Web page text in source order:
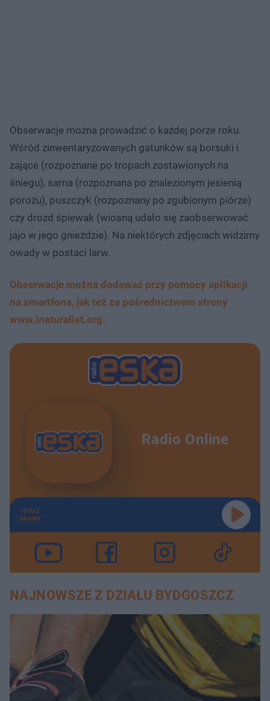
Obserwacje można prowadzić o każdej porze roku.
Wśród zinwentaryzowanych gatunków są borsuki i
zające (rozpoznane po tropach zostawionych na
śniegu), sarna (rozpoznana po znalezionym jesienią
porożu), puszczyk (rozpoznany po zgubionym piórze)
czy drozd śpiewak (wiosną udało się zaobserwować
jajo w jego gnieździe). Na niektórych zdjęciach widzimy
owady w postaci larw.
Obserwacje można dodawać przy pomocy aplikacji
na smartfona, jak też za pośrednictwem strony
www.inaturalist.org.
Radio Online
TERAZ
GRAMY
NAJNOWSZE Z DZIAŁU BYDGOSZCZ